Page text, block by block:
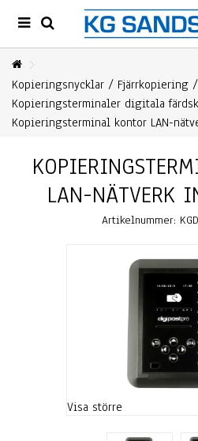
Kopieringsnycklar / Fjärrkopiering
Kopieringsterminaler digitala
Kopieringsterminal kontor LAN-
LAN-NÄTVERK
Artikelnummer:
Visa större